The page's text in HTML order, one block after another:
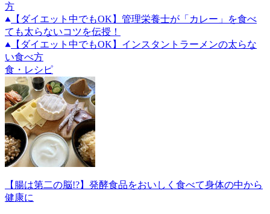
方
【ダイエット中でもOK】管理栄養士が「カレー」を食べ
ても太らないコツを伝授！
【ダイエット中でもOK】インスタントラーメンの太らな
い食べ方
食・レシピ
【腸は第二の脳!?】発酵食品をおいしく食べて身体の中から
健康に